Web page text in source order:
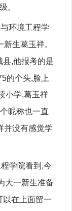
。
环境工程学
生葛玉祥。
县,他报考的是
的个头,脸上
小学,葛玉祥
昵称也一直
并没有感觉学
学院看到,今
大一新生准备
以在上面留一